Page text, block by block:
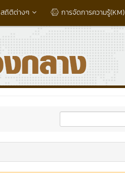
สถิติต่างๆ การจัดการความรู้(KM)